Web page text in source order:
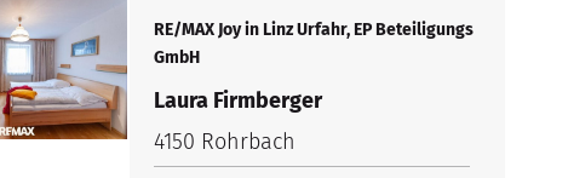
RE/MAX Joy in Linz Urfahr, EP Beteiligungs
GmbH
Laura Firmberger
4150 Rohrbach